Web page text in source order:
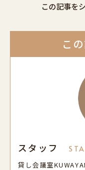
この記事を
こ
スタッフ
貸し会議室